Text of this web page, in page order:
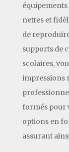
nettes et
de
supports de
scolaires,
impressions
formés pour
options en
assurant